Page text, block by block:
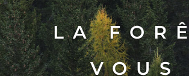
LA
VOUS